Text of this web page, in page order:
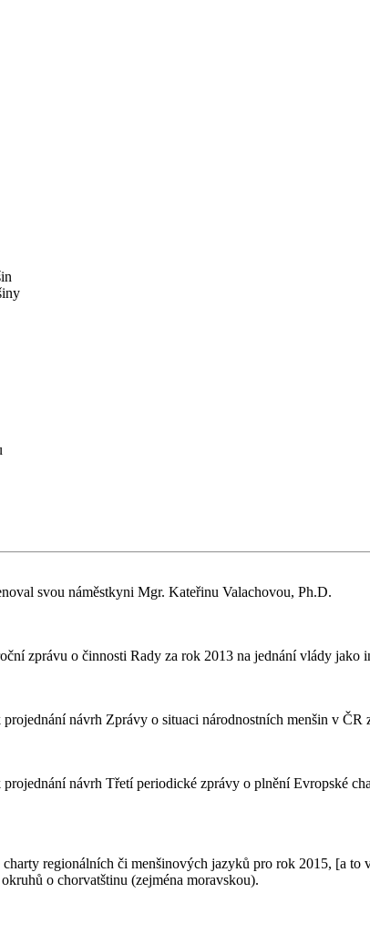
svou náměstkyni Mgr. Kateřinu Valachovou, Ph.D.
zprávu o činnosti Rady za rok 2013 na jednání vlády jako
návrh Zprávy o situaci národnostních menšin v ČR
návrh Třetí periodické zprávy o plnění Evropské
regionálních či menšinových jazyků pro rok 2015, [a to
o chorvatštinu (zejména moravskou).